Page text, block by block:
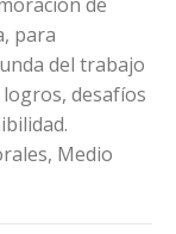
para
del trabajo
desafíos
Medio